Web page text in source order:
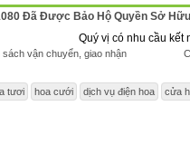
Đã Được Bảo Hộ Quyền Sở Hữu
Quý vị có nhu cầu kết
sách vận chuyển, giao nhận
tươi hoa cưới dịch vụ điện hoa cửa